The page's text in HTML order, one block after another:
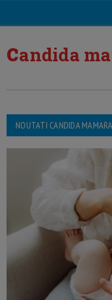
candida
NOUTATI CANDIDA MAMARA